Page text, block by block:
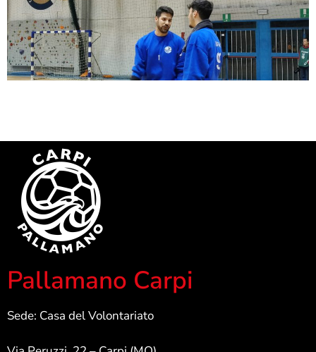
Pallamano Carpi
Sede: Casa del Volontariato